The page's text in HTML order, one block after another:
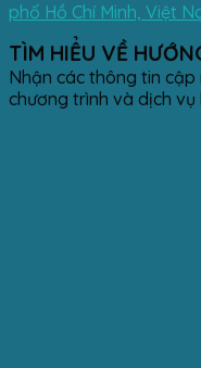
phố Hồ Chí Minh, Việt
TÌM HIỂU VỀ
Nhận các thông tin
chương trình và dịch vụ